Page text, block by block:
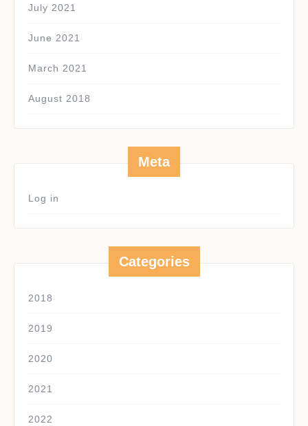
July 2021
June 2021
March 2021
August 2018
Meta
Log in
Categories
2018
2019
2020
2021
2022